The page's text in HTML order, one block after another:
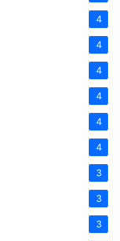
4
4
4
4
4
4
3
3
3